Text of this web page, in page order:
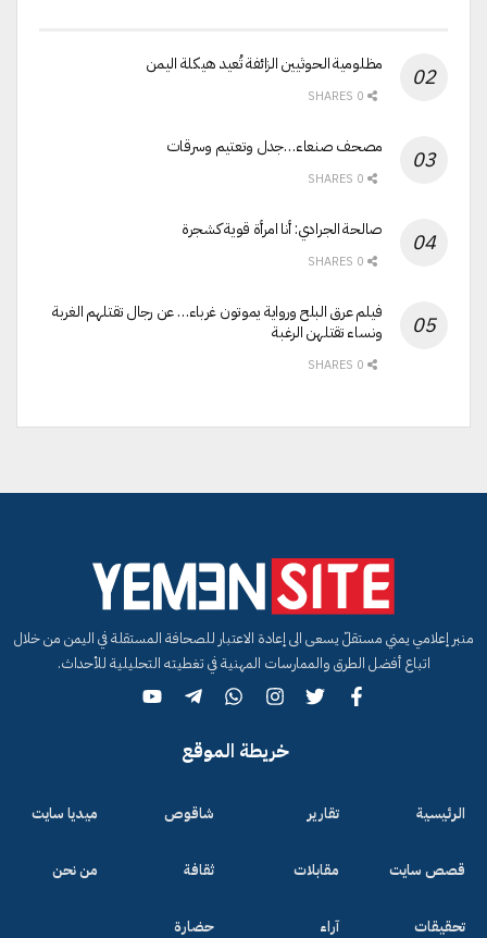
مظلومية الحوثيين الزائفة تُعيد هيكلة اليمن
مصحف صنعاء…جدل وتعتيم وسرقات
صالحة الجرادي: أنا امرأة قوية كشجرة
فيلم عرق البلح ورواية يموتون غرباء… عن رجال تقتلهم الغربة
ونساء تقتلهن الرغبة
منبر إعلامي يمني مستقلّ يسعى الى إعادة الاعتبار للصحافة المستقلة في اليمن من خلال
اتباع أفضل الطرق والممارسات المهنية في تغطيته التحليلية للأحداث.
خريطة الموقع
الرئيسية
قصص سايت
تحقيقات
تقارير
مقابلات
آراء
شاقوص
ثقافة
حضارة
ميديا سايت
من نحن